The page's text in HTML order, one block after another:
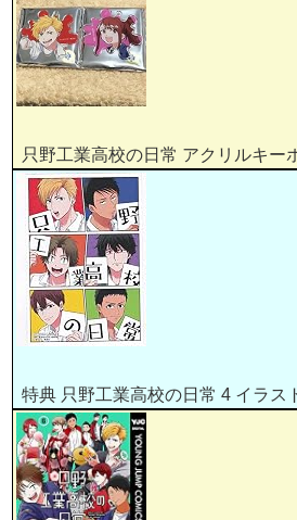
只野工業高校の日常 アクリルキー
特典 只野工業高校の日常 4 イラス